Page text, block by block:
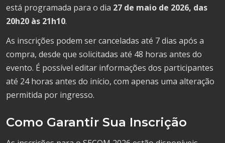
está programada para o dia 27 de maio de 2026, das
20h20 às 21h10.
As inscrições podem ser canceladas até 7 dias após a
compra, desde que solicitadas até 48 horas antes do
evento. É possível editar informações dos participantes
até 24 horas antes do início, com apenas uma alteração
permitida por ingresso.
Como Garantir Sua Inscrição